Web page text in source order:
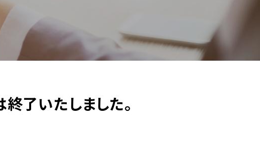
了いたしました。